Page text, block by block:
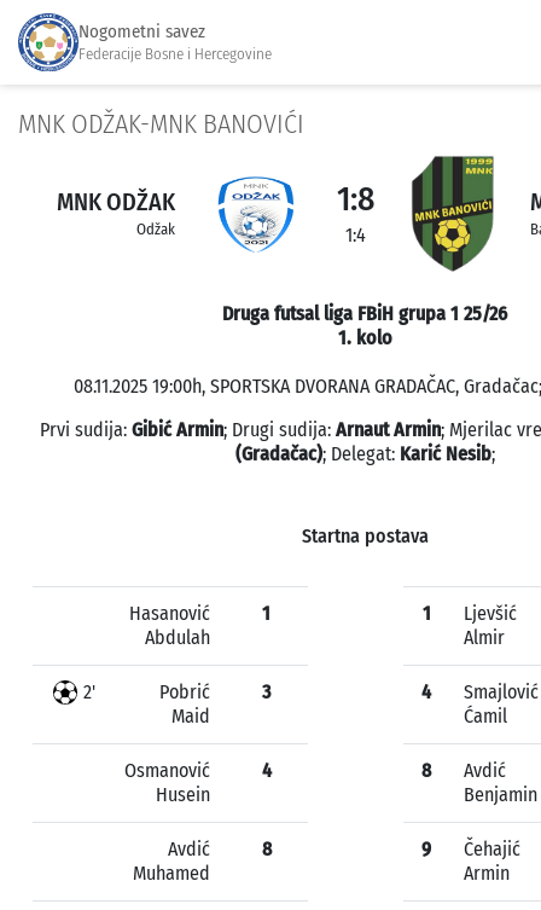
Nogometni savez
Federacije Bosne i Hercegovine
MNK ODŽAK-MNK BANOVIĆI
MNK ODŽAK
Odžak
1:8
1:4
Druga futsal liga FBiH grupa 1 25/26
1. kolo
08.11.2025 19:00h, SPORTSKA DVORANA GRADAČAC,
Prvi sudija: Gibić Armin; Drugi sudija: Arnaut Armin; Mjerilac
(Gradačac); Delegat: Karić Nesib;
Startna postava
Hasanović
Abdulah
1
2'
Pobrić
Maid
3
Osmanović
Husein
4
Avdić
Muhamed
8
1
Ljevšić
Almir
4
Smajlović
Ćamil
8
Avdić
Benjamin
9
Čehajić
Armin